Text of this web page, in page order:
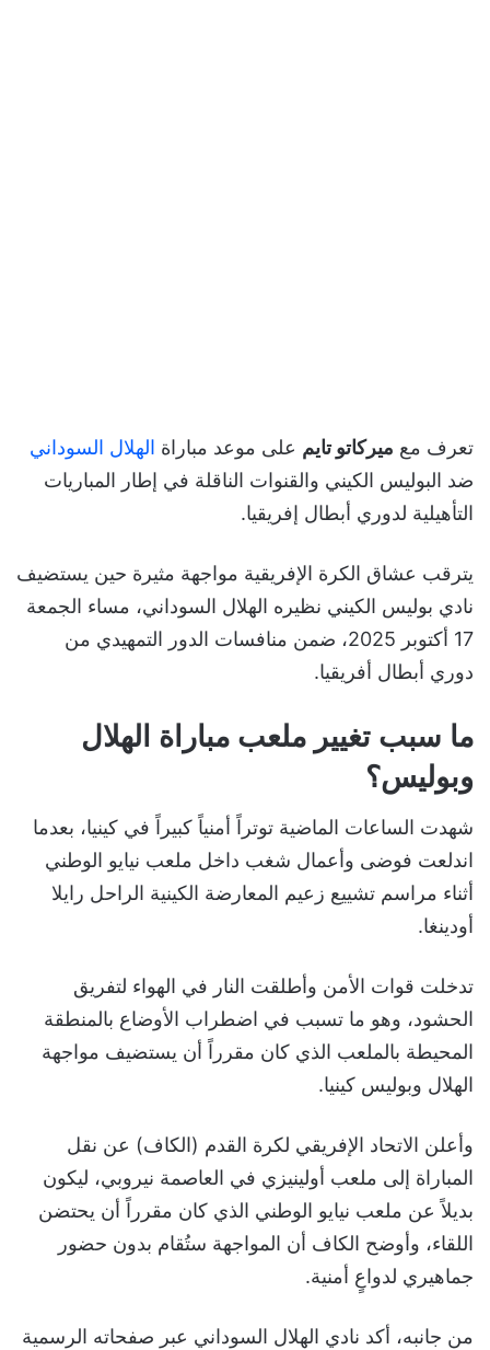
تعرف مع ميركاتو تايم على موعد مباراة الهلال السوداني
ضد البوليس الكيني والقنوات الناقلة في إطار المباريات
التأهيلية لدوري أبطال إفريقيا.
يترقب عشاق الكرة الإفريقية مواجهة مثيرة حين يستضيف
نادي بوليس الكيني نظيره الهلال السوداني، مساء الجمعة
17 أكتوبر 2025، ضمن منافسات الدور التمهيدي من
دوري أبطال أفريقيا.
ما سبب تغيير ملعب مباراة الهلال
وبوليس؟
شهدت الساعات الماضية توتراً أمنياً كبيراً في كينيا، بعدما
اندلعت فوضى وأعمال شغب داخل ملعب نيايو الوطني
أثناء مراسم تشييع زعيم المعارضة الكينية الراحل رايلا
أودينغا.
تدخلت قوات الأمن وأطلقت النار في الهواء لتفريق
الحشود، وهو ما تسبب في اضطراب الأوضاع بالمنطقة
المحيطة بالملعب الذي كان مقرراً أن يستضيف مواجهة
الهلال وبوليس كينيا.
وأعلن الاتحاد الإفريقي لكرة القدم (الكاف) عن نقل
المباراة إلى ملعب أولينيزي في العاصمة نيروبي، ليكون
بديلاً عن ملعب نيايو الوطني الذي كان مقرراً أن يحتضن
اللقاء، وأوضح الكاف أن المواجهة ستُقام بدون حضور
جماهيري لدواعٍ أمنية.
من جانبه، أكد نادي الهلال السوداني عبر صفحاته الرسمية